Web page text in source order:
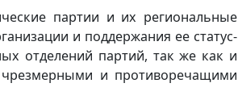
партии и их региональные
и поддержания ее статус-
отделений партий, так же как и
чрезмерными и противоречащими